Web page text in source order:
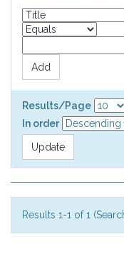
Results/Page
In order
Results 1-1 of 1